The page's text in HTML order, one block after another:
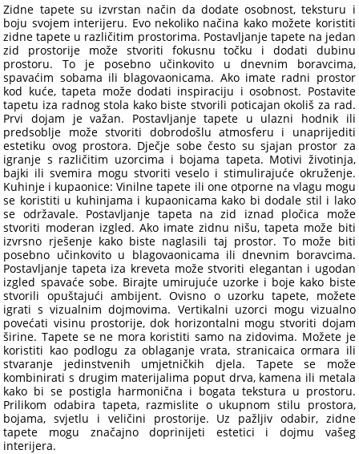
Zidne tapete su izvrstan način da dodate osobnost, teksturu i
boju svojem interijeru. Evo nekoliko načina kako možete koristiti
zidne tapete u različitim prostorima. Postavljanje tapete na jedan
zid prostorije može stvoriti fokusnu točku i dodati dubinu
prostoru. To je posebno učinkovito u dnevnim boravcima,
spavaćim sobama ili blagovaonicama. Ako imate radni prostor
kod kuće, tapeta može dodati inspiraciju i osobnost. Postavite
tapetu iza radnog stola kako biste stvorili poticajan okoliš za rad.
Prvi dojam je važan. Postavljanje tapete u ulazni hodnik ili
predsoblje može stvoriti dobrodošlu atmosferu i unaprijediti
estetiku ovog prostora. Dječje sobe često su sjajan prostor za
igranje s različitim uzorcima i bojama tapeta. Motivi životinja,
bajki ili svemira mogu stvoriti veselo i stimulirajuće okruženje.
Kuhinje i kupaonice: Vinilne tapete ili one otporne na vlagu mogu
se koristiti u kuhinjama i kupaonicama kako bi dodale stil i lako
se održavale. Postavljanje tapeta na zid iznad pločica može
stvoriti moderan izgled. Ako imate zidnu nišu, tapeta može biti
izvrsno rješenje kako biste naglasili taj prostor. To može biti
posebno učinkovito u blagovaonicama ili dnevnim boravcima.
Postavljanje tapeta iza kreveta može stvoriti elegantan i ugodan
izgled spavaće sobe. Birajte umirujuće uzorke i boje kako biste
stvorili opuštajući ambijent. Ovisno o uzorku tapete, možete
igrati s vizualnim dojmovima. Vertikalni uzorci mogu vizualno
povećati visinu prostorije, dok horizontalni mogu stvoriti dojam
širine. Tapete se ne mora koristiti samo na zidovima. Možete je
koristiti kao podlogu za oblaganje vrata, stranicaica ormara ili
stvaranje jedinstvenih umjetničkih djela. Tapete se može
kombinirati s drugim materijalima poput drva, kamena ili metala
kako bi se postigla harmonična i bogata tekstura u prostoru.
Prilikom odabira tapeta, razmislite o ukupnom stilu prostora,
bojama, svjetlu i veličini prostorije. Uz pažljiv odabir, zidne
tapete mogu značajno doprinijeti estetici i dojmu vašeg
interijera.